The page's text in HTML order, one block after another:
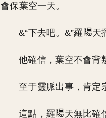
會保葉空一天。
&“下去吧。&”羅 天
他確信，葉空不會背
至于靈脈出事，肯定
這點，羅 天無比確